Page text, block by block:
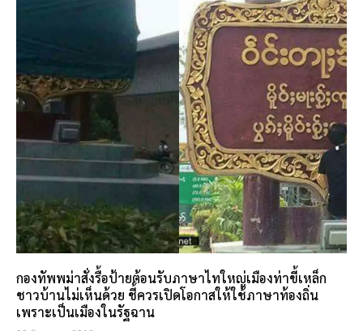
กองทัพพม่าสั่งรื้อป้ายต้อนรับภาษาไทใหญ่เมืองท่าขี้เหล็ก
ชาวบ้านไม่เห็นด้วย ชี้ควรเปิดโอกาสให้ใช้ภาษาท้องถิ่น
เพราะเป็นเมืองในรัฐฉาน